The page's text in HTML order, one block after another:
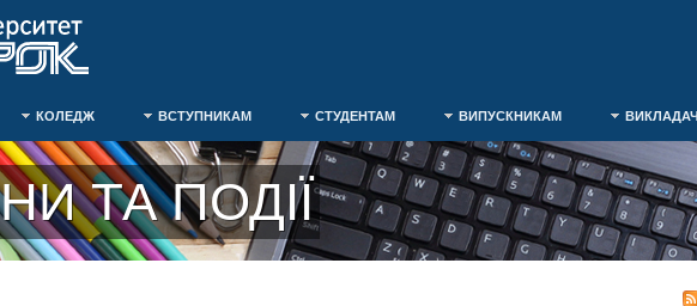
КОЛЕДЖ ВСТУПНИКАМ СТУДЕНТАМ ВИПУСКНИКАМ
ТА ПОДІЇ